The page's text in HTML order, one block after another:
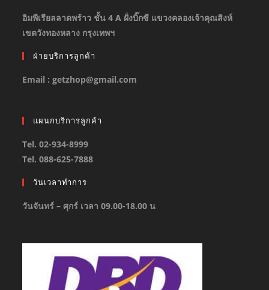
อิมพีเรียลลาดพร้าว ชั้น 4 A ฝั่งบิ๊กซี แขวงคลองเจ้าคุณสิงห์
เขตวังทองหลาง กรุงเทพฯ
ฝ่ายบริการลูกค้า
Email : getzhop@gmail.com
แผนกบริการลูกค้า
Tel. 02-934-8999
Tel. 088-625-7888
วันเวลาทำการ
วันจันทร์ – ศุกร์ เวลา 09.00-18.00 น